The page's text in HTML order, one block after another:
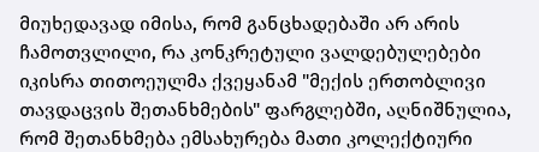
მიუხედავად იმისა, რომ განცხადებაში არ არის
ჩამოთვლილი, რა კონკრეტული ვალდებულებები
იკისრა თითოეულმა ქვეყანამ "მექის ერთობლივი
თავდაცვის შეთანხმების" ფარგლებში, აღნიშნულია,
რომ შეთანხმება ემსახურება მათი კოლექტიური